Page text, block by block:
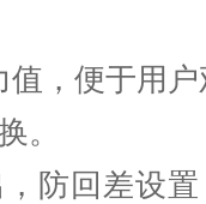
，便于用
。
防回差设